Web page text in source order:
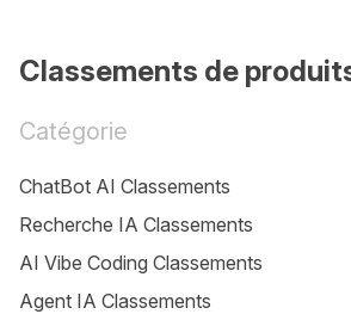
Classements de
Catégorie
ChatBot AI Classements
Recherche IA Classements
AI Vibe Coding Classements
Agent IA Classements